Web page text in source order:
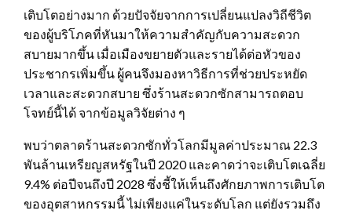
เติบโตอย่างมาก ด้วยปัจจัยจากการเปลี่ยนแปลงวิถีชีวิต
ของผู้บริโภคที่หันมาให้ความสำคัญกับความสะดวก
สบายมากขึ้น เมื่อเมืองขยายตัวและรายได้ต่อหัวของ
ประชากรเพิ่มขึ้น ผู้คนจึงมองหาวิธีการที่ช่วยประหยัด
เวลาและสะดวกสบาย ซึ่งร้านสะดวกซักสามารถตอบ
โจทย์นี้ได้ จากข้อมูลวิจัยต่าง ๆ
พบว่าตลาดร้านสะดวกซักทั่วโลกมีมูลค่าประมาณ 22.3
พันล้านเหรียญสหรัฐในปี 2020 และคาดว่าจะเติบโตเฉลี่ย
9.4% ต่อปีจนถึงปี 2028 ซึ่งชี้ให้เห็นถึงศักยภาพการเติบโต
ของอุตสาหกรรมนี้ ไม่เพียงแค่ในระดับโลก แต่ยังรวมถึง